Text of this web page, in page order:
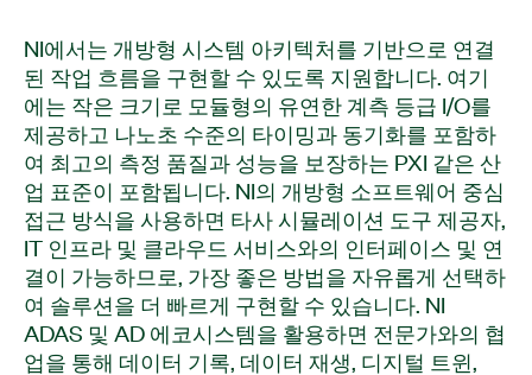
NI에서는 개방형 시스템 아키텍처를 기반으로 연결
된 작업 흐름을 구현할 수 있도록 지원합니다. 여기
에는 작은 크기로 모듈형의 유연한 계측 등급 I/O를
제공하고 나노초 수준의 타이밍과 동기화를 포함하
여 최고의 측정 품질과 성능을 보장하는 PXI 같은 산
업 표준이 포함됩니다. NI의 개방형 소프트웨어 중심
접근 방식을 사용하면 타사 시뮬레이션 도구 제공자,
IT 인프라 및 클라우드 서비스와의 인터페이스 및 연
결이 가능하므로, 가장 좋은 방법을 자유롭게 선택하
여 솔루션을 더 빠르게 구현할 수 있습니다. NI
ADAS 및 AD 에코시스템을 활용하면 전문가와의 협
업을 통해 데이터 기록, 데이터 재생, 디지털 트윈,